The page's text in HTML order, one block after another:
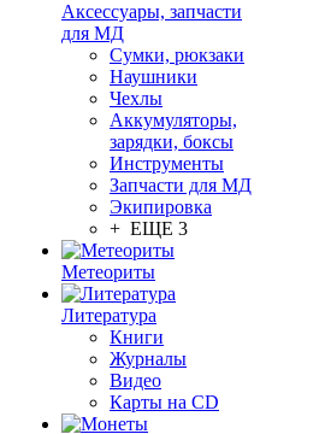
Аксессуары, запчасти
для МД
Сумки, рюкзаки
Наушники
Чехлы
Аккумуляторы,
зарядки, боксы
Инструменты
Запчасти для МД
Экипировка
+ ЕЩЕ 3
Метеориты
Литература
Книги
Журналы
Видео
Карты на CD